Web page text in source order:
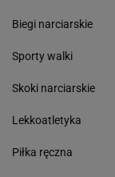
Biegi narciarskie
Sporty walki
Skoki narciarskie
Lekkoatletyka
Piłka ręczna